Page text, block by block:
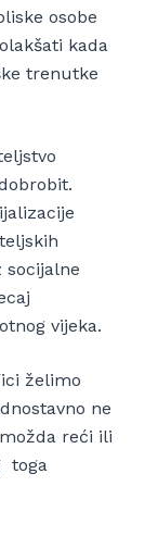
osobe
kada
trenutke
socijalne
vijeka.
želimo
ne
reći ili
toga